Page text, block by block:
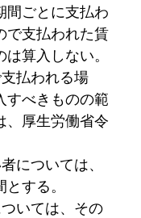
間ごとに支払わ
で支払われた賃
算入しない。
払われる場
すべきものの範
、厚生労働省令
については、
する。
いては、その